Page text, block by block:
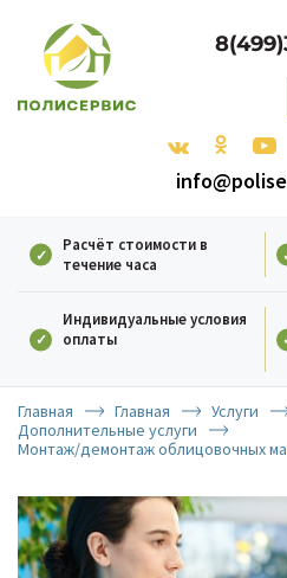
Расчёт стоимости в
течение часа
Индивидуальные условия
оплаты
Главная Главная
Услуги
Дополнительные услуги
Монтаж/демонтаж облицовочных